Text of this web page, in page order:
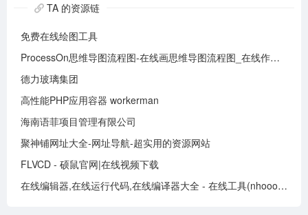
TA 的资源链
免费在线绘图工具
ProcessOn思维导图流程图-在线画思维导图流程图_在线作图实时协作
德力玻璃集团
高性能PHP应用容器 workerman
海南语菲项目管理有限公司
聚神铺网址大全-网址导航-超实用的资源网站
FLVCD - 硕鼠官网|在线视频下载
在线编辑器,在线运行代码,在线编译器大全 - 在线工具(nhooo.com)